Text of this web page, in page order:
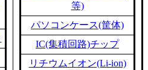
等)
パソコンケース(筐体)
IC(集積回路)チップ
リチウムイオン(Li-ion)